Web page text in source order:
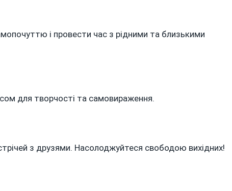
2-
і провести час з рідними та близькими
для творчості та самовираження.
з друзями. Насолоджуйтеся свободою вихідних!